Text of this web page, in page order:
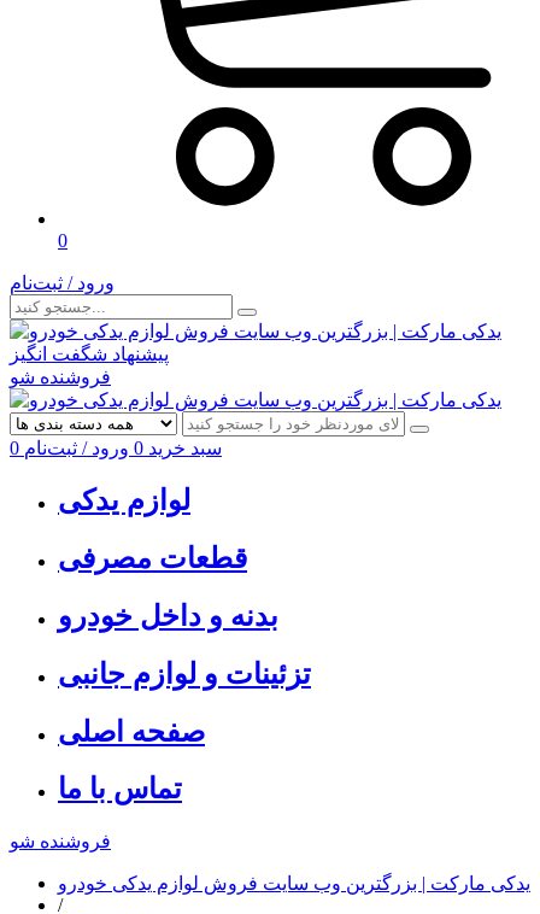
0
ورود / ثبت‌نام
پیشنهاد شگفت انگیز
فروشنده شو
0 سبد خرید 0 ورود / ثبت‌نام
لوازم یدکی
قطعات مصرفی
بدنه و داخل خودرو
تزئینات و لوازم جانبی
صفحه اصلی
تماس با ما
فروشنده شو
یدکی مارکت | بزرگترین وب سایت فروش لوازم یدکی خودرو
/